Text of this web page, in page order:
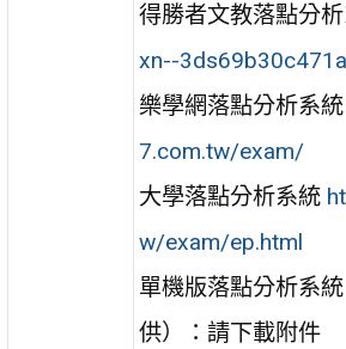
得勝者文教落點分
xn--
樂學網落點分析系統
7.com.tw/exam/
大學落點分析系統
w/exam/ep.html
單機版落點分析系
供）：請下載附件